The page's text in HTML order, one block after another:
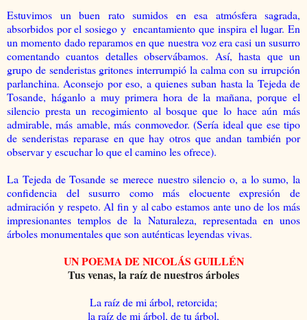
Estuvimos un buen rato sumidos en esa atmósfera sagrada,
absorbidos por el sosiego y encantamiento que inspira el lugar. En
un momento dado reparamos en que nuestra voz era casi un susurro
comentando cuantos detalles observábamos. Así, hasta que un
grupo de senderistas gritones interrumpió la calma con su irrupción
parlanchina. Aconsejo por eso, a quienes suban hasta la Tejeda de
Tosande, háganlo a muy primera hora de la mañana, porque el
silencio presta un recogimiento al bosque que lo hace aún más
admirable, más amable, más conmovedor. (Sería ideal que ese tipo
de senderistas reparase en que hay otros que andan también por
observar y escuchar lo que el camino les ofrece).
La Tejeda de Tosande se merece nuestro silencio o, a lo sumo, la
confidencia del susurro como más elocuente expresión de
admiración y respeto. Al fin y al cabo estamos ante uno de los más
impresionantes templos de la Naturaleza, representada en unos
árboles monumentales que son auténticas leyendas vivas.
UN POEMA DE NICOLÁS GUILLÉN
Tus venas, la raíz de nuestros árboles
La raíz de mi árbol, retorcida;
la raíz de mi árbol, de tu árbol,